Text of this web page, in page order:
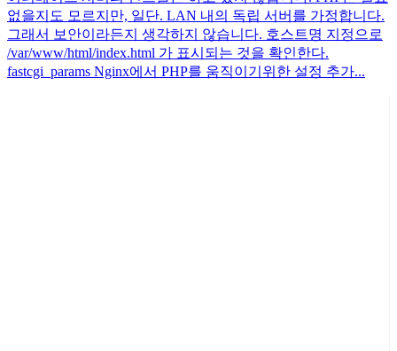
없을지도 모르지만, 일단. LAN 내의 독립 서버를 가정합니다.
그래서 보안이라든지 생각하지 않습니다. 호스트명 지정으로
/var/www/html/index.html 가 표시되는 것을 확인한다.
fastcgi_params Nginx에서 PHP를 움직이기위한 설정 추가...